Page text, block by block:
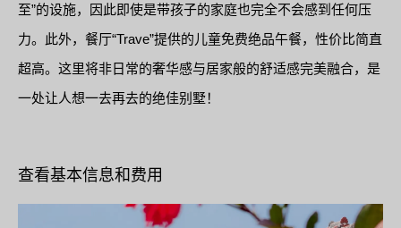
至”的设施，因此即使是带孩子的家庭也完全不会感到任何压
力。此外，餐厅“Trave”提供的儿童免费绝品午餐，性价比简直
超高。这里将非日常的奢华感与居家般的舒适感完美融合，是
一处让人想一去再去的绝佳别墅！
查看基本信息和费用